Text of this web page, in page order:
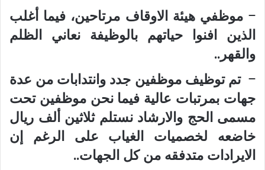
– موظفي هيئة الاوقاف مرتاحين، فيما أغلب
الذين افنوا حياتهم بالوظيفة نعاني الظلم
والقهر..
– تم توظيف موظفين جدد وانتدابات من عدة
جهات بمرتبات عالية فيما نحن موظفين تحت
مسمى الحج والارشاد نستلم ثلاثين ألف ريال
خاضعه لخصميات الغياب على الرغم إن
الايرادات متدفقه من كل الجهات..